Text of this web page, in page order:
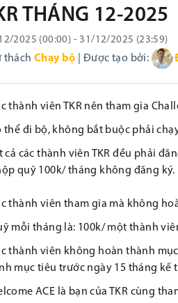
THÁNG 12-2025
2025 (00:00) - 31/12/2025 (23:59)
thách Chạy bộ | Được tạo bởi:
thành viên TKR nên tham gia
thể đi bộ, không bắt buộc phải
cả các thành viên TKR đều phải
quỹ 100k/ tháng không đăng ký.
thành viên tham gia mà không
mỗi tháng là: 100k/ một thành
thành viên không hoàn thành
mục tiêu trước ngày 15 tháng kế
ACE là bạn của TKR cùng